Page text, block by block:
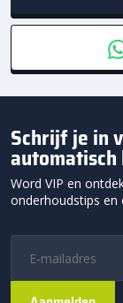
Schrijf je in
automatisch
Word VIP en
onderhoudstips en